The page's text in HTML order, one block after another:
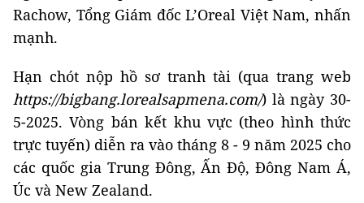
Rachow, Tổng Giám đốc L’Oreal Việt Nam, nhấn
mạnh.
Hạn chót nộp hồ sơ tranh tài (qua trang web
https://bigbang.lorealsapmena.com/) là ngày 30-
5-2025. Vòng bán kết khu vực (theo hình thức
trực tuyến) diễn ra vào tháng 8 - 9 năm 2025 cho
các quốc gia Trung Đông, Ấn Độ, Đông Nam Á,
Úc và New Zealand.